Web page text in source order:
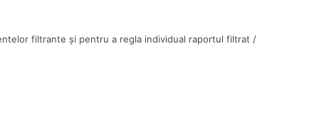
filtrante și pentru a regla individual raportul filtrat /